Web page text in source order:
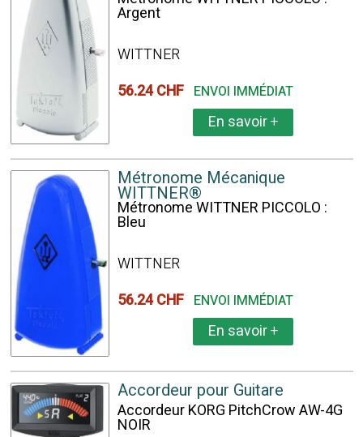
Argent
WITTNER
56.24 CHF ENVOI IMMÉDIAT
En savoir+
Métronome Mécanique
WITTNER®
Métronome WITTNER PICCOLO :
Bleu
WITTNER
56.24 CHF ENVOI IMMÉDIAT
En savoir+
Accordeur pour Guitare
Accordeur KORG PitchCrow AW-4G
NOIR